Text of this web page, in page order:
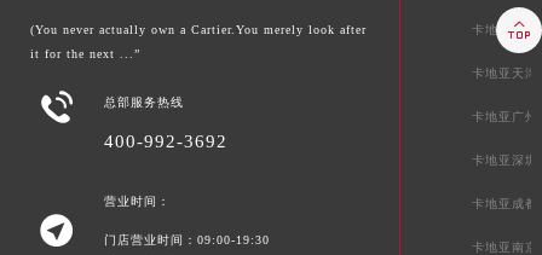
(You never actually own a Cartier.You merely look after
it for the next ...”
 总部服务热线
400-992-3692

营业时间：
门店营业时间：09:00-19:30
卡地亚上海
卡地亚天津
卡地亚广州
卡地亚深圳
卡地亚成都
卡地亚南京
